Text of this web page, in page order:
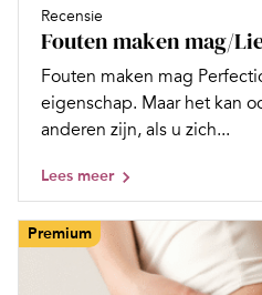
Recensie
Fouten maken mag/
Fouten maken mag
eigenschap. Maar het kan
anderen zijn, als u zich...
Lees meer
Premium